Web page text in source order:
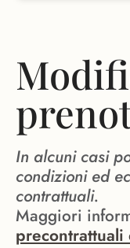
In alcuni casi
condizioni ed
contrattuali.
Maggiori